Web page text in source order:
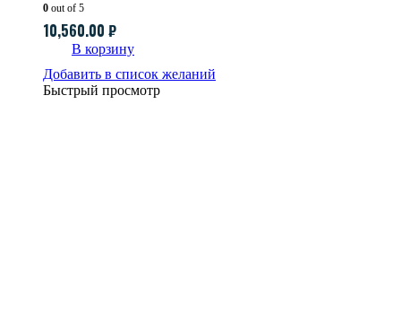
0 out of 5
10,560.00 ₽
В корзину
Добавить в список желаний
Быстрый просмотр